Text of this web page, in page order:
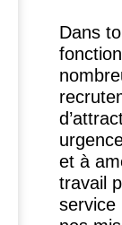
Dans
et à
travail
service